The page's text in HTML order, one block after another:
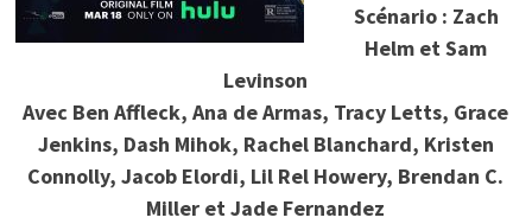
Scénario : Zach
Helm et Sam
Levinson
Avec Ben Affleck, Ana de Armas, Tracy Letts, Grace
Jenkins, Dash Mihok, Rachel Blanchard, Kristen
Connolly, Jacob Elordi, Lil Rel Howery, Brendan C.
Miller et Jade Fernandez